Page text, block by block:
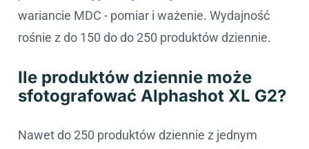
wariancie MDC - pomiar i ważenie. Wydajność
rośnie z do 150 do do 250 produktów dziennie.
Ile produktów dziennie może
sfotografować Alphashot XL G2?
Nawet do 250 produktów dziennie z jednym